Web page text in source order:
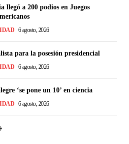
llegó a 200 podios en Juegos
6 agosto, 2026
para la posesión presidencial
6 agosto, 2026
‘se pone un 10’ en ciencia
6 agosto, 2026